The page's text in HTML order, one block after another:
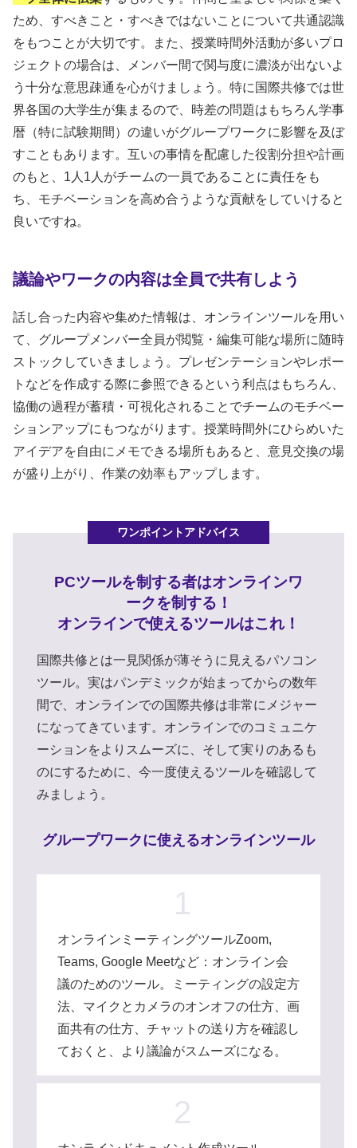
ため、すべきこと・すべきではないことについて共通認識
をもつことが大切です。また、授業時間外活動が多いプロ
ジェクトの場合は、メンバー間で関与度に濃淡が出ないよ
う十分な意思疎通を心がけましょう。特に国際共修では世
界各国の大学生が集まるので、時差の問題はもちろん学事
暦（特に試験期間）の違いがグループワークに影響を及ぼ
すこともあります。互いの事情を配慮した役割分担や計画
のもと、1人1人がチームの一員であることに責任をも
ち、モチベーションを高め合うような貢献をしていけると
良いですね。
議論やワークの内容は全員で共有しよう
話し合った内容や集めた情報は、オンラインツールを用い
て、グループメンバー全員が閲覧・編集可能な場所に随時
ストックしていきましょう。プレゼンテーションやレポー
トなどを作成する際に参照できるという利点はもちろん、
協働の過程が蓄積・可視化されることでチームのモチベー
ションアップにもつながります。授業時間外にひらめいた
アイデアを自由にメモできる場所もあると、意見交換の場
が盛り上がり、作業の効率もアップします。
PCツールを制する者はオンラインワ
ークを制する！
オンラインで使えるツールはこれ！
国際共修とは一見関係が薄そうに見えるパソコン
ツール。実はパンデミックが始まってからの数年
間で、オンラインでの国際共修は非常にメジャー
になってきています。オンラインでのコミュニケ
ーションをよりスムーズに、そして実りのあるも
のにするために、今一度使えるツールを確認して
みましょう。
グループワークに使えるオンラインツール
1
オンラインミーティングツールZoom,
Teams, Google Meetなど：オンライン会
議のためのツール。ミーティングの設定方
法、マイクとカメラのオンオフの仕方、画
面共有の仕方、チャットの送り方を確認し
ておくと、より議論がスムーズになる。
2